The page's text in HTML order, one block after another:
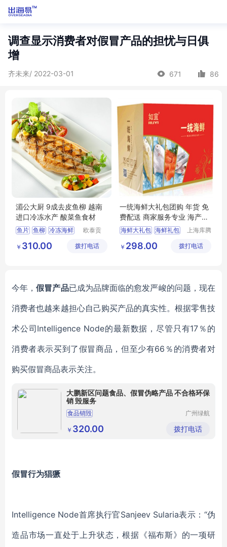
调查显示消费者对假冒产品的担忧与日俱
增
齐未来/ 2022-03-01 671 86
湄公大厨 9成去皮鱼柳 越南
进口冷冻水产 酸菜鱼食材
鱼片 鱼柳 冷冻海鲜
欧泰贡
食品有限
￥ 310.00 拨打电话
一统海鲜大礼包团购 年货 免
费配送 商家服务专业 海产品
直供
海鲜大礼包 海鲜礼包
上海库腾
公司
￥ 298.00 拨打电话
今年，假冒产品已成为品牌面临的愈发严峻的问题， 现在
消费者也越来越担心自己购买产品的真实性。根据零售技
术公司Intelligence Node的最新数据，尽管只有17％的
消费者表示买到了假冒商品 ，但至少有66％的消费者对
购买假冒商品表示关注。
大鹏新区问题食品、假冒伪略产品 不合格环保
销 毁服务
食品销毁
广州绿航
有限公司
￥ 320.00 拨打电话
假冒行为猖獗
Intelligence Node首席执行官Sanjeev Sularia表示：“伪
造品市场一直处于上升状态，根据《福布斯》的一项研